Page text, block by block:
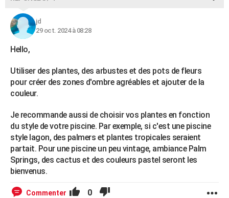
jd
29 oct. 2024 à 08:28
Hello,
Utiliser des plantes, des arbustes et des pots de fleurs
pour créer des zones d'ombre agréables et ajouter de la
couleur.
Je recommande aussi de choisir vos plantes en fonction
du style de votre piscine. Par exemple, si c'est une piscine
style lagon, des palmers et plantes tropicales seraient
partait. Pour une piscine un peu vintage, ambiance Palm
Springs, des cactus et des couleurs pastel seront les
bienvenus.
Commenter 0